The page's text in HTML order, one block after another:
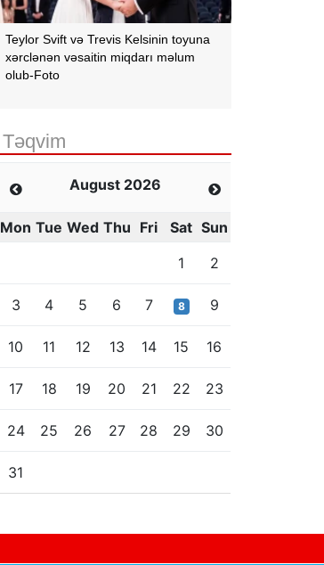
Teylor Svift və Trevis Kelsinin toyuna
xərclənən vəsaitin miqdarı məlum
olub-Foto
Təqvim
August 2026
Mon Tue Wed Thu Fri Sat Sun
1
2
3 4 5 6 7 8 9
10 11 12 13 14 15 16
17 18 19 20 21 22 23
24 25 26 27 28 29 30
31